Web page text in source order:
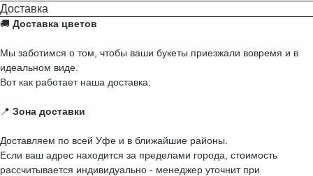
Доставка
🚚 Доставка цветов
Мы заботимся о том, чтобы ваши букеты приезжали вовремя и в
идеальном виде.
Вот как работает наша доставка:
📍 Зона доставки
Доставляем по всей Уфе и в ближайшие районы.
Если ваш адрес находится за пределами города, стоимость
рассчитывается индивидуально - менеджер уточнит при